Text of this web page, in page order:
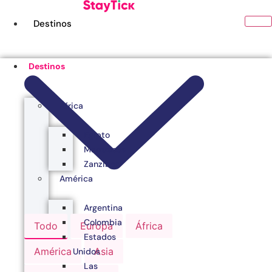
Destinos
Todo Europa África
América Asia
Destinos
África
Egipto
Marruecos
Zanzibar
América
Argentina
Colombia
Estados
Unidos
Las